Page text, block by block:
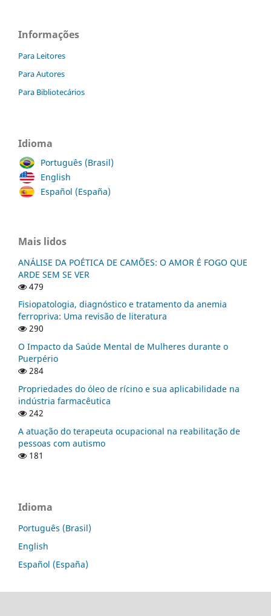
Informações
Para Leitores
Para Autores
Para Bibliotecários
Idioma
Português (Brasil)
English
Español (España)
Mais lidos
ANÁLISE DA POÉTICA DE CAMÕES: O AMOR É FOGO QUE
ARDE SEM SE VER
479
Fisiopatologia, diagnóstico e tratamento da anemia
ferropriva: Uma revisão de literatura
290
O Impacto da Saúde Mental de Mulheres durante o
Puerpério
284
Propriedades do óleo de rícino e sua aplicabilidade na
indústria farmacêutica
242
A atuação do terapeuta ocupacional na reabilitação de
pessoas com autismo
181
Idioma
Português (Brasil)
English
Español (España)